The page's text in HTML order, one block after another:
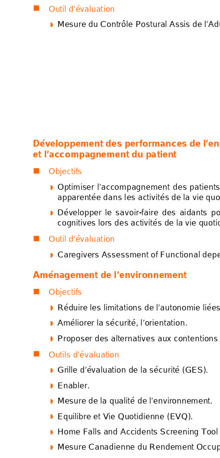
Outil d’évaluation
 Mesure du Contrôle Postural Assis de
Développement des performances de
et l’accompagnement du patient
Objectifs
 Optimiser l’accompagnement des pati
apparentée dans les activités de la vie
 Développer le savoir-faire des aidants p
cognitives lors des activités de la vie quoti
Outil d’évaluation
 Caregivers Assessment of Functional de
Aménagement de l’environnement
 Objectifs
 Réduire les limitations de l’autonomie
 Améliorer la sécurité, l’orientation.
 Proposer des alternatives aux conten
Outils d’évaluation
 Grille d’évaluation de la sécurité (GES).
 Enabler.
 Mesure de la qualité de l’environnement.
 Equilibre et Vie Quotidienne (EVQ).
 Home Falls and Accidents Screening
 Mesure Canadienne du Rendement